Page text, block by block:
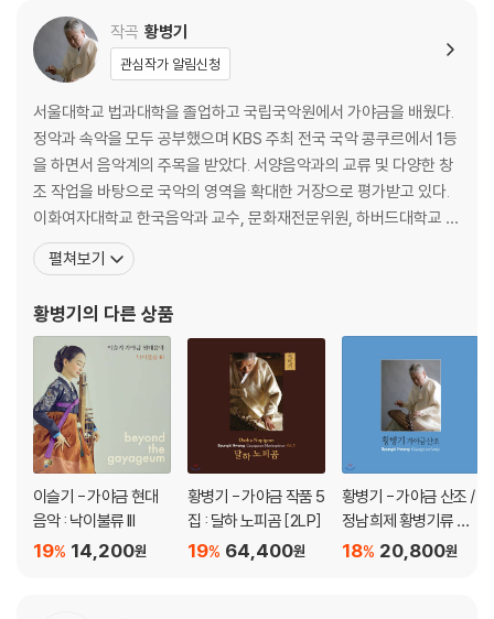
라'에서도 이러한 가야금과 인성의 결합은 한 단계 더 업그레이드되어 나
타난다. 이렇듯 가야금창작곡에서 연주자가 직접 곡을 만들고 인성 연주를
담당함으로써 현대 가야금 병창의 가능성을 열어주고 12, 18, 25현 가야
금의 모든 가능성을 탐색하는 등의 창조적 음악하기(= 뮤지킹musickin
g)는 연주자가 창작자의 음악적 이상을 매개해주는 전달자 역할에 머무는
20세기적 현대 예술의 패러다임을 넘어 연주와 작곡, 민속악과 정악, 전통
과 현대, 악가무 일체의 통합과 경계 넘기를 추구하는 21세기적 현대 예술
의 지평 속에서 의미 지워질 수 있다.
실제 접했을 때의 이슬기의 성품이나 음악은 일관되게 소박, 담백, 절제,
여운에 바탕한 ‘맑음’을 떠올리게 되지만 이와 달리 매체에서 접하는 이슬
재숙 명인의 딸이고 미스 유니버스 이하늬의 언니라는 것이다. 두 자매가
함께 서울대 국악과 및 동대학원을 졸업한 ‘엘리트’ 국악인 집안 출신으로
서 한마디로 국악계의 대표적인 ‘금수저’에 해당한다. 누구의 딸, 누구의 언
니라는 출신 배경은 처음 입신할 때 유리한 이점이 있지만 정작 입신 이후
자신의 실력으로 인정받고 고유한 연주 세계에 대중의 시선을 오롯이 집중
시키기에는 걸림돌로 작용한다. 이번 음반은 이슬기를 둘러싼 음악 외적
요소와 연관된 표피적인 관심을 불식시키고 실험적이고 예술적 깊이를 추
구하는 이슬기의 진지한 도전 정신을 음미하고 진정성 있게 추구해온 그의
깊은 음악세계에 함께 빠져드는 좋은 계기가 될 것이다. 대중성 있는 크로
스오버나 퓨전국악부터 전통의 재구성과 아방가르드한 실험에 이르기까
작곡 황병기
관심작가 알림신청
서울대학교 법과대학을 졸업하고 국립국악원에서 가야금을 배웠다.
정악과 속악을 모두 공부했으며 KBS 주최 전국 국악 콩쿠르에서 1등
을 하면서 음악계의 주목을 받았다. 서양음악과의 교류 및 다양한 창
조 작업을 바탕으로 국악의 영역을 확대한 거장으로 평가받고 있다.
이화여자대학교 한국음악과 교수, 문화재전문위원, 하버드대학교 객
원교수, 한국예술종합학교 겸임교수, 광복60주년기념 문화사업 추
진위원회 위원장, 연세대학교 특별초빙교수 등을 역임했고, 유니세
예술감독으로 활동했다. 1986년에는 뉴욕 카네기홀에서 가야금 독
주회를
펼쳐보기
황병기 의 다른 상품
이슬기 - 가야금 현대
음악 : 낙이불류 III
14,200원
19%
황병기 - 가야금 작품 5
집 : 달하 노피곰 [2LP]
64,400원
19%
황병기 - 가야금 산조 /
정남희제 황병기류 가
야금 산조20,800원
18%